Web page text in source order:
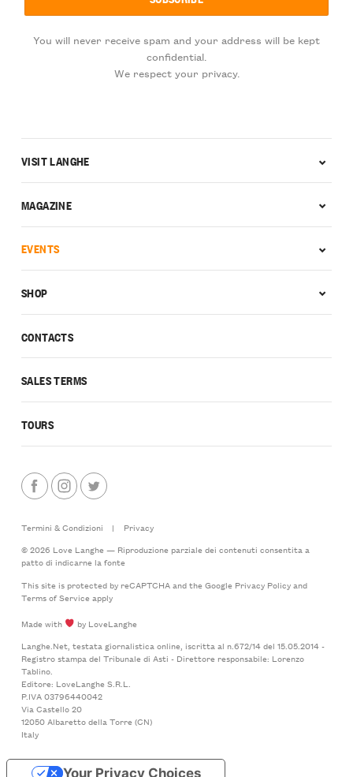
You will never receive spam and your address will be kept
confidential.
We respect your privacy.
CONTACTS
SALES TERMS
TOURS
VISIT LANGHE
MAGAZINE
EVENTS
SHOP
Termini & Condizioni |
Privacy
© 2026 Love Langhe — Riproduzione parziale dei contenuti consentita a
patto di indicarne la fonte
This site is protected by reCAPTCHA and the Google Privacy Policyand
Terms of Serviceapply
Made with
by LoveLanghe
Langhe.Net, testata giornalistica online, iscritta al n.672/14 del 15.05.2014 -
Registro stampa del Tribunale di Asti - Direttore responsabile: Lorenzo
Tablino.
Editore: LoveLanghe S.R.L.
P.IVA 03796440042
Via Castello 20
12050 Albaretto della Torre (CN)
Italy
Your Privacy Choices